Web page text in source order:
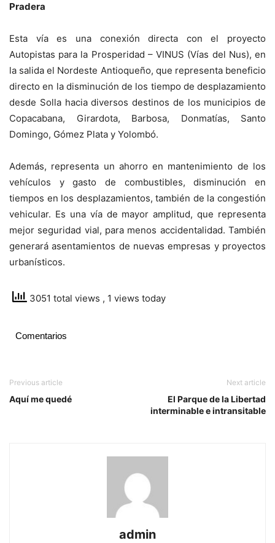
Pradera
Esta vía es una conexión directa con el proyecto
Autopistas para la Prosperidad – VINUS (Vías del Nus), en
la salida el Nordeste Antioqueño, que representa beneficio
directo en la disminución de los tiempo de desplazamiento
desde Solla hacia diversos destinos de los municipios de
Copacabana, Girardota, Barbosa, Donmatías, Santo
Domingo, Gómez Plata y Yolombó.
Además, representa un ahorro en mantenimiento de los
vehículos y gasto de combustibles, disminución en
tiempos en los desplazamientos, también de la congestión
vehicular. Es una vía de mayor amplitud, que representa
mejor seguridad vial, para menos accidentalidad. También
generará asentamientos de nuevas empresas y proyectos
urbanísticos.
3051 total views , 1 views today
Comentarios
Previous article
Aquí me quedé
Next article
El Parque de la Libertad
interminable e intransitable
admin